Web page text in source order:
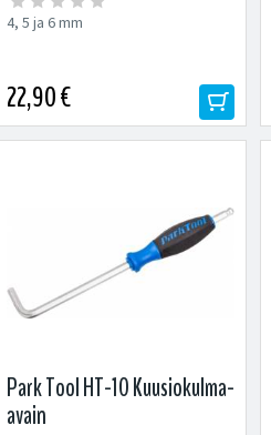
4, 5 ja 6 mm
22,90 €
Park Tool HT-10 Kuusiokulma-
avain